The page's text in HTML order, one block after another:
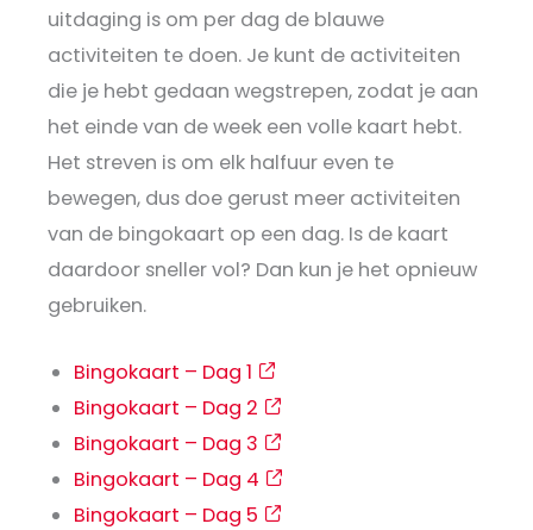
uitdaging is om per dag de blauwe
activiteiten te doen. Je kunt de activiteiten
die je hebt gedaan wegstrepen, zodat je aan
het einde van de week een volle kaart hebt.
Het streven is om elk halfuur even te
bewegen, dus doe gerust meer activiteiten
van de bingokaart op een dag. Is de kaart
daardoor sneller vol? Dan kun je het opnieuw
gebruiken.
Bingokaart – Dag 1
Bingokaart – Dag 2
Bingokaart – Dag 3
Bingokaart – Dag 4
Bingokaart – Dag 5